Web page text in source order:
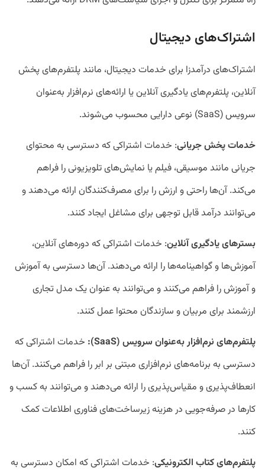
اشتراک‌های دیجیتال
اشتراک‌های درآمدزا برای خدمات دیجیتال، مانند پلتفرم‌های پخش
آنلاین، پلتفرم‌های یادگیری آنلاین یا ارائه‌های نرم‌افزار به‌عنوان
سرویس (SaaS) نوعی دارایی محسوب می‌شوند.
خدمات پخش جریانی: خدمات اشتراکی که دسترسی به محتوای
جریانی مانند موسیقی، فیلم یا نمایش‌های تلویزیونی را فراهم
می‌کند. آن‌ها راحتی و ارزش را برای مصرف‌کنندگان ارائه می‌دهند و
می‌توانند درآمد قابل توجهی برای مشاغل ایجاد کنند.
بستر‌های یادگیری آنلاین: خدمات اشتراکی که دوره‌های آنلاین،
آموزش‌ها و گواهینامه‌ها را ارائه می‌دهند. آن‌ها دسترسی به آموزش
و آموزش را فراهم می‌کنند و می‌توانند به عنوان یک مدل تجاری
ارزشمند برای مربیان و سازندگان محتوا عمل کنند.
پلتفرم‌های نرم‌افزار به‌عنوان سرویس (SaaS):
خدمات اشتراکی که
دسترسی به برنامه‌های نرم‌افزاری مبتنی بر ابر را فراهم می‌کنند. آن‌ها
انعطاف‌پذیری و مقیاس‌پذیری را ارائه می‌دهند و می‌توانند به کسب و
کار‌ها در صرفه‌جویی در هزینه زیرساخت‌های فناوری اطلاعات کمک
کنند.
پلتفرم‌های کتاب الکترونیکی: خدمات اشتراکی که امکان دسترسی به